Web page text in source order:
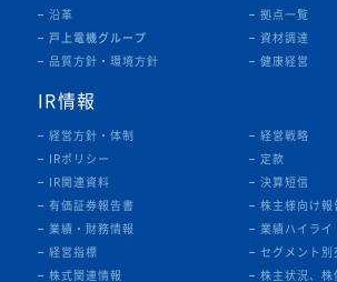
沿革 拠点一覧
戸上電機グループ 資材調達
品質方針・環境方針 健康経営
IR情報
経営方針・体制 経営戦略
IRポリシー 定款
IR関連資料 決算短信
有価証券報告書 株主様向け報
業績・財務情報 業績ハイライ
経営指標 セグメント別
株式関連情報 株主状況、株